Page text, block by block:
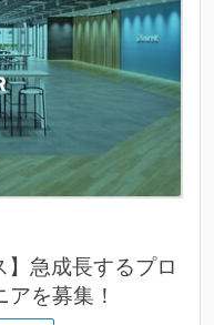
】急成長するプロ
を募集！